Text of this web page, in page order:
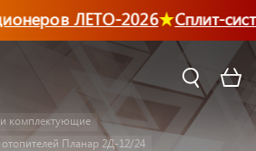
ЛЕТО-2026 Сплит-
и комплектующие
Планар 2Д-12/24